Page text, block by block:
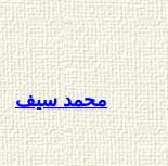
محمد سيف